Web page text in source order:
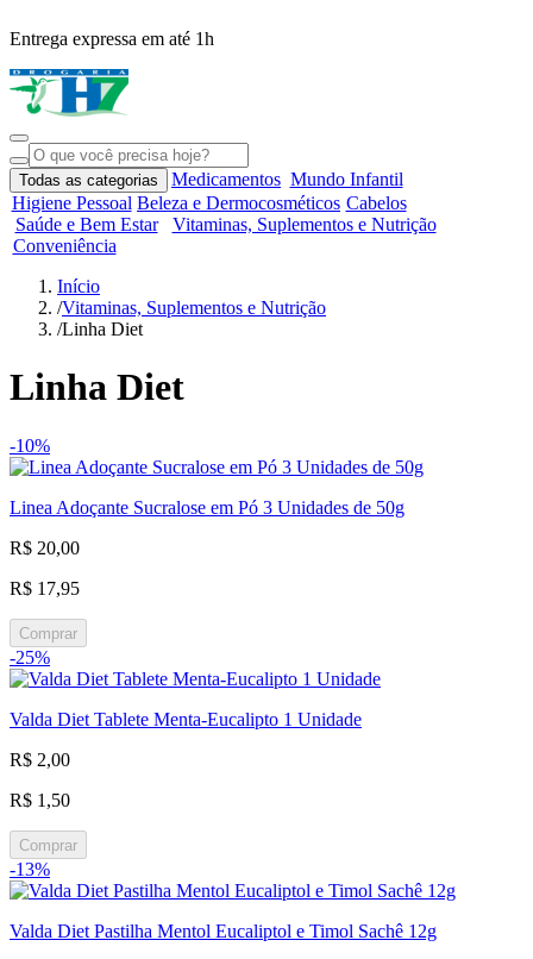
Entrega expressa em até 1h
Todas as categorias Medicamentos Mundo Infantil
Higiene Pessoal Beleza e Dermocosméticos Cabelos
Saúde e Bem Estar
Vitaminas, Suplementos e Nutrição
Conveniência
Início
/Vitaminas, Suplementos e Nutrição
/Linha Diet
Linha Diet
-10%
Linea Adoçante Sucralose em Pó 3 Unidades de 50g
R$ 20,00
R$ 17,95
Comprar
-25%
Valda Diet Tablete Menta-Eucalipto 1 Unidade
R$ 2,00
R$ 1,50
Comprar
-13%
Valda Diet Pastilha Mentol Eucaliptol e Timol Sachê 12g